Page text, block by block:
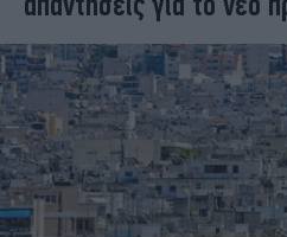
ΠΟΛΙΤΙΣΜΟΣ
ΖΩΗ
ΓΥΝΑΙΚΑ
ΠΟΛΗ
ΕΚΛΟΓΕΣ
ΤΕΧΝΟΛΟΓΙΑ
DESIGN